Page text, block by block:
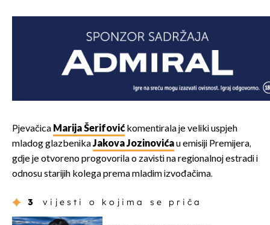
Pjevačica Marija Šerifović komentirala je veliki uspjeh
mladog glazbenikaJakova Jozinovićau emisiji Premijera,
gdje je otvoreno progovorila o zavisti na regionalnoj estradi i
odnosu starijih kolega prema mladim izvođačima.
3 vijesti o kojima se priča